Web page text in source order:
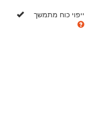
ייפוי כוח מתמשך כן